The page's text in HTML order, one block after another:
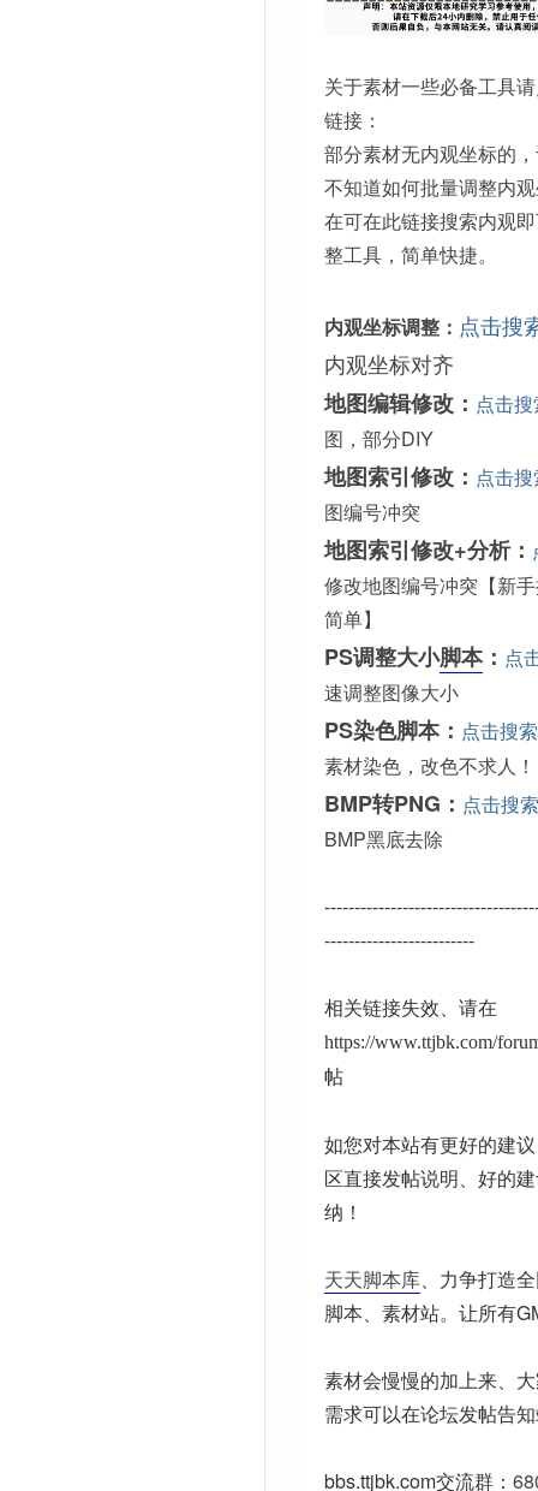
关于素材一些必备工具
链接：
部分素材无内观坐标的
不知道如何批量调整内
在可在此链接搜索内观
整工具，简单快捷。
内观坐标调整： 点击搜
内观坐标对齐
地图编辑修改： 点击
图，部分DIY
地图索引修改： 点击
图编号冲突
地图索引修改+分析：
修改地图编号冲突【新
简单】
PS调整大小脚本： 点
速调整图像大小
PS染色脚本： 点击搜索
素材染色，改色不求人！
BMP转PNG： 点击搜索
BMP黑底去除
-------------------------
相关链接失效、请在
https://www.ttjbk.com/
帖
如您对本站有更好的建
区直接发帖说明、好的
纳！
天天脚本库、力争打造
脚本、素材站。让所有
素材会慢慢的加上来、
需求可以在论坛发帖告
bbs.ttjbk.com交流群：